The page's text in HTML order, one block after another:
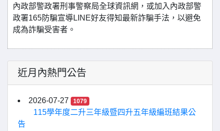
內政部警政署刑事警察局全球資訊網，或加入內政部警
政署165防騙宣導LINE好友得知最新詐騙手法，以避免
成為詐騙受害者。
近月內熱門公告
2026-07-27 1079
115學年度二升三年級暨四升五年級編班結果公
告